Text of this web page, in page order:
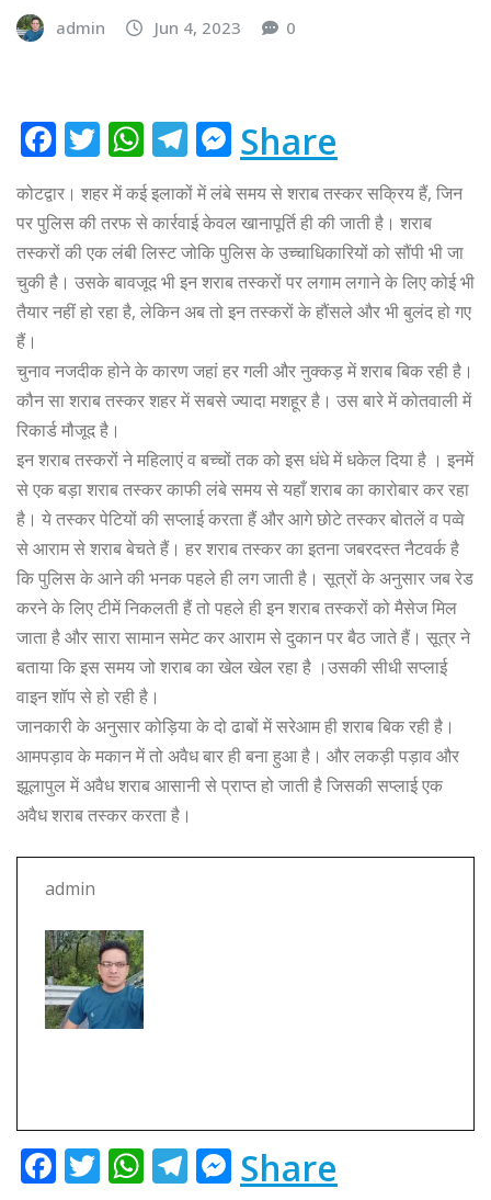
admin Jun 4, 2023 0
F
c
e
b
o
k
T
w
it
te
r
W
h
at
s
A
p
T
el
e
g
ra
m
M
e
ss
e
n
g
r
Share
कोटद्वार। शहर में कई इलाकों में लंबे समय से शराब तस्कर सक्रिय हैं, जिन
पर पुलिस की तरफ से कार्रवाई केवल खानापूर्ति ही की जाती है। शराब
तस्करों की एक लंबी लिस्ट जोकि पुलिस के उच्चाधिकारियों को सौंपी भी जा
चुकी है। उसके बावजूद भी इन शराब तस्करों पर लगाम लगाने के लिए कोई भी
तैयार नहीं हो रहा है, लेकिन अब तो इन तस्करों के हौंसले और भी बुलंद हो गए
हैं।
चुनाव नजदीक होने के कारण जहां हर गली और नुक्कड़ में शराब बिक रही है।
कौन सा शराब तस्कर शहर में सबसे ज्यादा मशहूर है। उस बारे में कोतवाली में
रिकार्ड मौजूद है।
इन शराब तस्करों ने महिलाएं व बच्चों तक को इस धंधे में धकेल दिया है । इनमें
से एक बड़ा शराब तस्कर काफी लंबे समय से यहाँ शराब का कारोबार कर रहा
है। ये तस्कर पेटियों की सप्लाई करता हैं और आगे छोटे तस्कर बोतलें व पव्वे
से आराम से शराब बेचते हैं। हर शराब तस्कर का इतना जबरदस्त नैटवर्क है
कि पुलिस के आने की भनक पहले ही लग जाती है। सूत्रों के अनुसार जब रेड
करने के लिए टीमें निकलती हैं तो पहले ही इन शराब तस्करों को मैसेज मिल
जाता है और सारा सामान समेट कर आराम से दुकान पर बैठ जाते हैं। सूत्र ने
बताया कि इस समय जो शराब का खेल खेल रहा है ।उसकी सीधी सप्लाई
वाइन शॉप से हो रही है।
जानकारी के अनुसार कोड़िया के दो ढाबों में सरेआम ही शराब बिक रही है।
आमपड़ाव के मकान में तो अवैध बार ही बना हुआ है। और लकड़ी पड़ाव और
झूलापुल में अवैध शराब आसानी से प्राप्त हो जाती है जिसकी सप्लाई एक
अवैध शराब तस्कर करता है।
admin
F T W T M
Share